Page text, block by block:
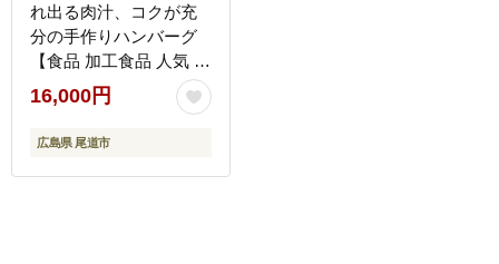
れ出る肉汁、コクが充
分の手作りハンバーグ
【食品 加工食品 人気 お
すすめ】
16,000円
広島県 尾道市